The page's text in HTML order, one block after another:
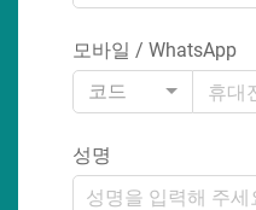
모바일 / WhatsApp
코드
성명